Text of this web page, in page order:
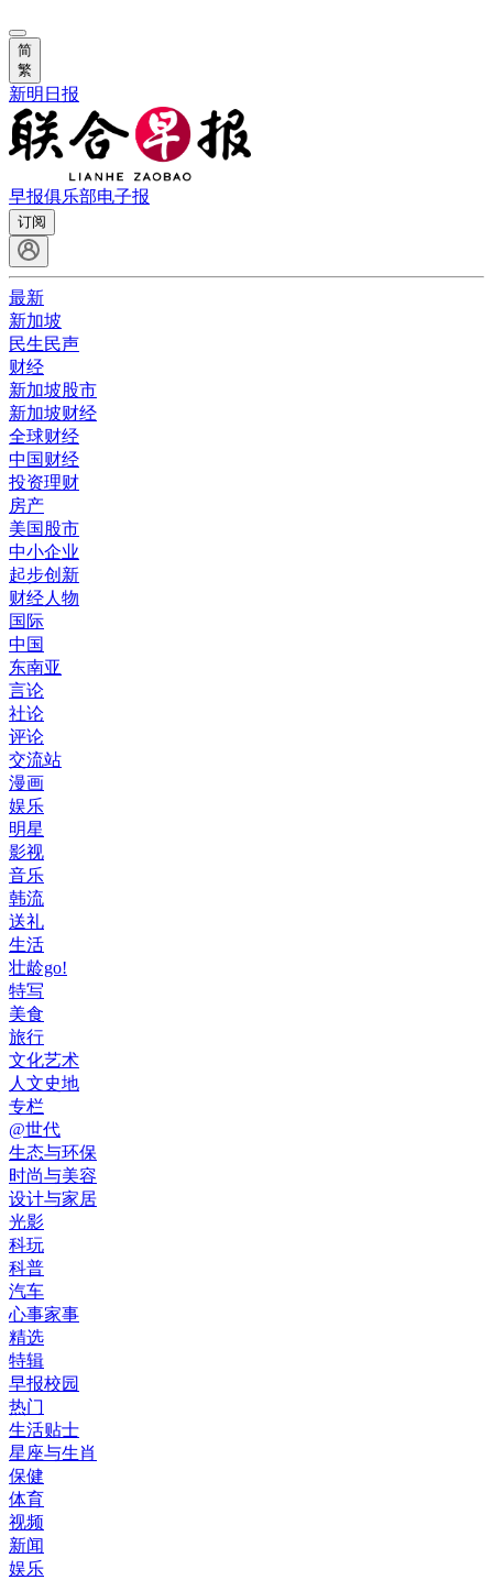
简
繁
新明日报
早报俱乐部电子报
订阅
最新
新加坡
民生民声
财经
新加坡股市
新加坡财经
全球财经
中国财经
投资理财
房产
美国股市
中小企业
起步创新
财经人物
国际
中国
东南亚
言论
社论
评论
交流站
漫画
娱乐
明星
影视
音乐
韩流
送礼
生活
壮龄go!
特写
美食
旅行
文化艺术
人文史地
专栏
@世代
生态与环保
时尚与美容
设计与家居
光影
科玩
科普
汽车
心事家事
精选
特辑
早报校园
热门
生活贴士
星座与生肖
保健
体育
视频
新闻
娱乐